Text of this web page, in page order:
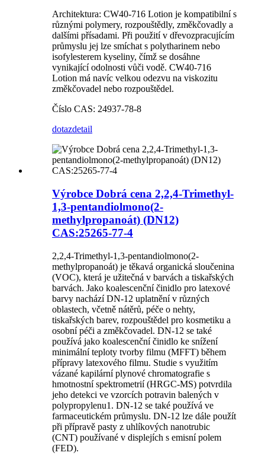
Architektura: CW40-716 Lotion je kompatibilní s
různými polymery, rozpouštědly, změkčovadly a
dalšími přísadami. Při použití v dřevozpracujícím
průmyslu jej lze smíchat s polytharinem nebo
isofylesterem kyseliny, čímž se dosáhne
vynikající odolnosti vůči vodě. CW40-716
Lotion má navíc velkou odezvu na viskozitu
změkčovadel nebo rozpouštědel.
Číslo CAS: 24937-78-8
dotazdetail
Výrobce Dobrá cena 2,2,4-Trimethyl-
1,3-pentandiolmono(2-
methylpropanoát) (DN12)
CAS:25265-77-4
2,2,4-Trimethyl-1,3-pentandiolmono(2-
methylpropanoát) je těkavá organická sloučenina
(VOC), která je užitečná v barvách a tiskařských
barvách. Jako koalescenční činidlo pro latexové
barvy nachází DN-12 uplatnění v různých
oblastech, včetně nátěrů, péče o nehty,
tiskařských barev, rozpouštědel pro kosmetiku a
osobní péči a změkčovadel. DN-12 se také
používá jako koalescenční činidlo ke snížení
minimální teploty tvorby filmu (MFFT) během
přípravy latexového filmu. Studie s využitím
vázané kapilární plynové chromatografie s
hmotnostní spektrometrií (HRGC-MS) potvrdila
jeho detekci ve vzorcích potravin balených v
polypropylenu1. DN-12 se také používá ve
farmaceutickém průmyslu. DN-12 lze dále použít
při přípravě pasty z uhlíkových nanotrubic
(CNT) používané v displejích s emisní polem
(FED).